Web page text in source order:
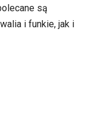
są
i funkie, jak i